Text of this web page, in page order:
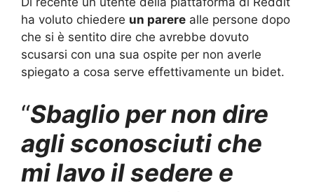
ha voluto chiedere un parere alle persone dopo
che si è sentito dire che avrebbe dovuto
scusarsi con una sua ospite per non averle
spiegato a cosa serve effettivamente un bidet.
“Sbaglio per non dire
agli sconosciuti che
mi lavo il sedere e